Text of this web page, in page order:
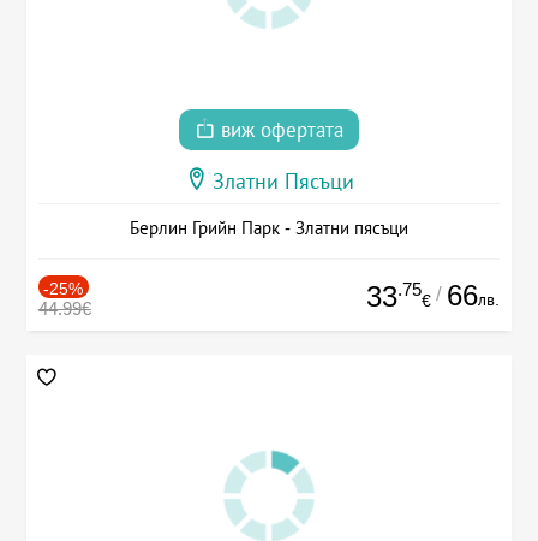
виж офертата
Златни Пясъци
Берлин Грийн Парк - Златни пясъци
-25%
44.99€ 33.75
€ / 66лв.